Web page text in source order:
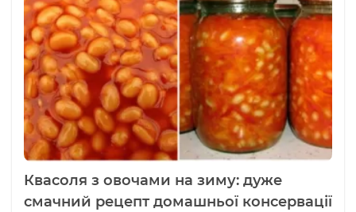
Квасоля з овочами на зиму: дуже
смачний рецепт домашньої консервації